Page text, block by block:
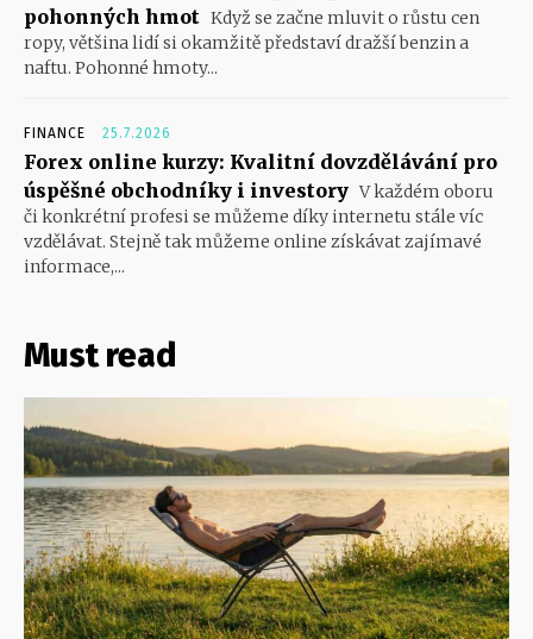
pohonných hmot Když se začne mluvit o růstu cen
ropy, většina lidí si okamžitě představí dražší benzin a
naftu. Pohonné hmoty...
FINANCE 25.7.2026
Forex online kurzy: Kvalitní dovzdělávání pro
úspěšné obchodníky i investory V každém oboru
či konkrétní profesi se můžeme díky internetu stále víc
vzdělávat. Stejně tak můžeme online získávat zajímavé
informace,...
Must read